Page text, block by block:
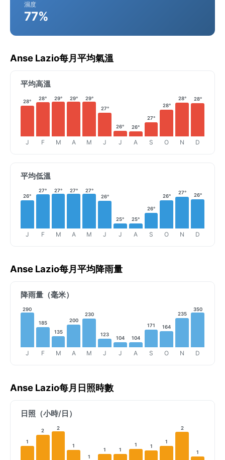
濕度
77%
Anse Lazio每月平均氣溫
平均高溫
28°
J
28°
F
29°
M
29°
A
29°
M
27°
J
26°
J
26°
A
27°
S
28°
O
28°
N
28°
D
平均低溫
26°
J
27°
F
27°
M
27°
A
27°
M
26°
J
25°
J
25°
A
26°
S
26°
O
27°
N
26°
D
Anse Lazio每月平均降雨量
降雨量（毫米）
290
J
185
F
135
M
200
A
230
M
123
J
104
J
104
A
171
S
164
O
235
N
350
D
Anse Lazio每月日照時數
日照（小時/日）
1
2 2
1
1
1 1
1 1
1
2
1